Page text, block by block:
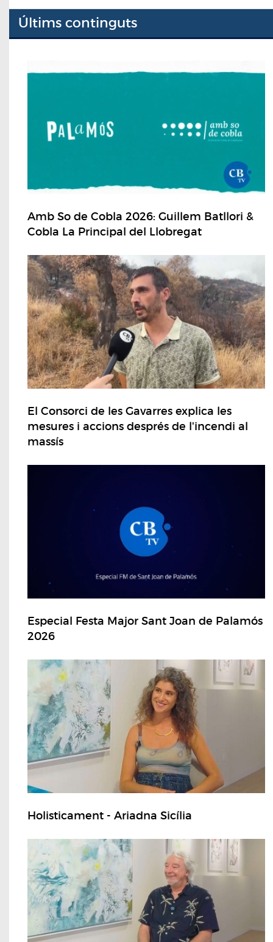
Últims continguts
Amb So de Cobla 2026: Guillem Batllori &
Cobla La Principal del Llobregat
El Consorci de les Gavarres explica les
mesures i accions després de l'incendi al
massís
Especial Festa Major Sant Joan de Palamós
2026
Holisticament - Ariadna Sicília